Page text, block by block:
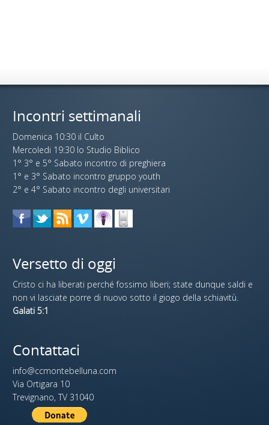
Incontri settimanali
Domenica 10:30 il Culto
Mercoledi 19:30 lo Studio Biblico
1° 3° e 5° Sabato incontro di preghiera
1° e 3° Sabato incontro gruppo youth
2° e 4° Sabato incontro degli universitari
Versetto di oggi
Cristo ci ha liberati perché fossimo liberi; state dunque saldi e
non vi lasciate porre di nuovo sotto il giogo della schiavitù.
Galati 5:1
Contattaci
info@ccmontebelluna.com
Via Ortigara 10
Trevignano, TV 31040